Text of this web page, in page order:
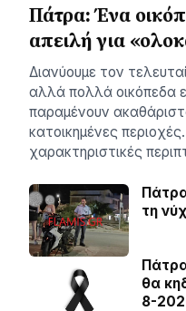
Πάτρα: Ένα
απειλή για
Διανύουμε τον
αλλά πολλά οικόπεδα
παραμένουν
κατοικημένες
χαρακτηριστικές
τη
θα
8-